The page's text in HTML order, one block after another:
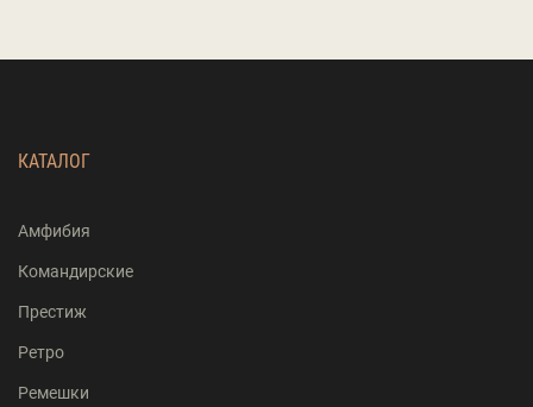
КАТАЛОГ
Амфибия
Командирские
Престиж
Ретро
Ремешки